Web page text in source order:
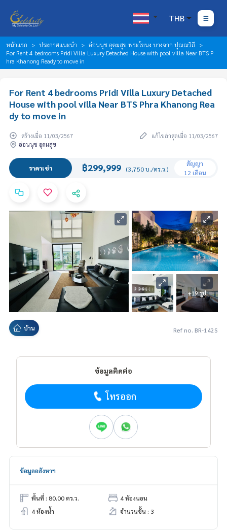
THB
หน้าแรก ประกาศแนะนำ
อ่อนนุช อุดมสุข พระโขนง บางจาก ปุณณวิถี
For Rent 4 bedrooms Pridi Villa Luxury Detached House with pool villa Near BTS P
hra Khanong Ready to move in
For Rent 4 bedrooms Pridi Villa Luxury Detached
House with pool villa Near BTS Phra Khanong Rea
dy to move in
สร้างเมื่อ 11/03/2567
แก้ไขล่าสุดเมื่อ 11/03/2567
อ่อนนุช อุดมสุข
ราคาเช่า ฿299,999 (3,750 บ./ตร.ว.)
สัญญา
12 เดือน
+19 รูป
บ้าน Ref no. BR-142S
ข้อมูลติดต่อ
โทรออก
ข้อมูลอสังหาฯ
พื้นที่ : 80.00 ตร.ว.
4 ห้องนอน
4 ห้องน้ำ
จำนวนชั้น : 3